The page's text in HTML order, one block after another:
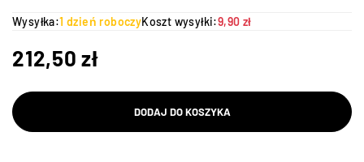
Wysyłka:1 dzień roboczyKoszt wysyłki:9,90 zł
212,50zł
DODAJ DO KOSZYKA